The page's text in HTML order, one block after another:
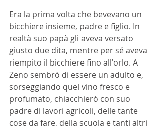
Era la prima volta che bevevano un
bicchiere insieme, padre e figlio. In
realtà suo papà gli aveva versato
giusto due dita, mentre per sé aveva
riempito il bicchiere fino all'orlo. A
Zeno sembrò di essere un adulto e,
sorseggiando quel vino fresco e
profumato, chiacchierò con suo
padre di lavori agricoli, delle tante
cose da fare, della scuola e tanti altri